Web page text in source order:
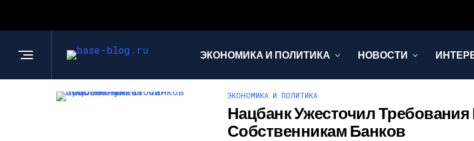
ЭКОНОМИКА И ПОЛИТИКА НОВОСТИ
ЭКОНОМИКА И ПОЛИТИКА
Нацбанк Ужесточил Требования
Собственникам Банков